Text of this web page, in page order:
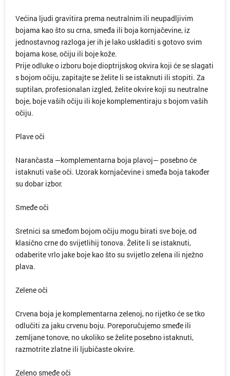
Većina ljudi gravitira prema neutralnim ili neupadljivim
bojama kao što su crna, smeđa ili boja kornjačevine, iz
jednostavnog razloga jer ih je lako uskladiti s gotovo svim
bojama kose, očiju ili boje kože.
Prije odluke o izboru boje dioptrijskog okvira koji će se slagati
s bojom očiju, zapitajte se želite li se istaknuti ili stopiti. Za
suptilan, profesionalan izgled, želite okvire koji su neutralne
boje, boje vaših očiju ili koje komplementiraju s bojom vaših
očiju.
Plave oči
Narančasta —komplementarna boja plavoj— posebno će
istaknuti vaše oči. Uzorak kornjačevine i smeđa boja također
su dobar izbor.
Smeđe oči
Sretnici sa smeđom bojom očiju mogu birati sve boje, od
klasično crne do svijetlihij tonova. Želite li se istaknuti,
odaberite vrlo jake boje kao što su svijetlo zelena ili nježno
plava.
Zelene oči
Crvena boja je komplementarna zelenoj, no rijetko će se tko
odlučiti za jaku crvenu boju. Poreporučujemo smeđe ili
zemljane tonove, no ukoliko se želite posebno istaknuti,
razmotrite zlatne ili ljubičaste okvire.
Zeleno smeđe oči